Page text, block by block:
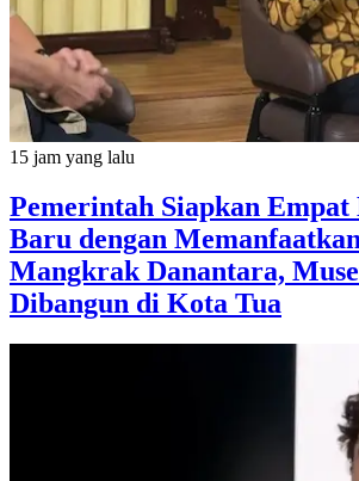
15 jam yang lalu
Pemerintah Siapkan Empat
Baru dengan
Mangkrak Danantara,
Dibangun di Kota Tua